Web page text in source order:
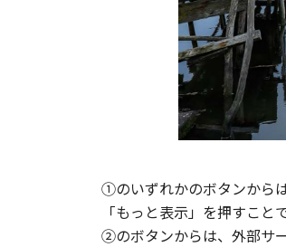
①のいずれかのボタンから
「もっと表示」を押すこと
②のボタンからは、外部サ